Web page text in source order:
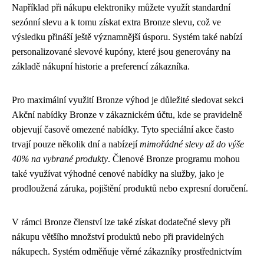
Například při nákupu elektroniky můžete využít standardní
sezónní slevu a k tomu získat extra Bronze slevu, což ve
výsledku přináší ještě významnější úsporu. Systém také nabízí
personalizované slevové kupóny, které jsou generovány na
základě nákupní historie a preferencí zákazníka.
Pro maximální využití Bronze výhod je důležité sledovat sekci
Akční nabídky Bronze v zákaznickém účtu, kde se pravidelně
objevují časově omezené nabídky. Tyto speciální akce často
trvají pouze několik dní a nabízejímimořádné slevy až do výše
40% na vybrané produkty. Členové Bronze programu mohou
také využívat výhodné cenové nabídky na služby, jako je
prodloužená záruka, pojištění produktů nebo expresní doručení.
V rámci Bronze členství lze také získat dodatečné slevy při
nákupu většího množství produktů nebo při pravidelných
nákupech. Systém odměňuje věrné zákazníky prostřednictvím